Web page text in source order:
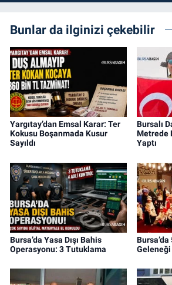
Bunlar da ilginizi çekebilir
Yargıtay’dan Emsal Karar: Ter
Kokusu Boşanmada Kusur
Sayıldı
Bursalı
Metrede
Yaptı
Bursa’da Yasa Dışı Bahis
Operasyonu: 3 Tutuklama
Bursa’da
Geleneği